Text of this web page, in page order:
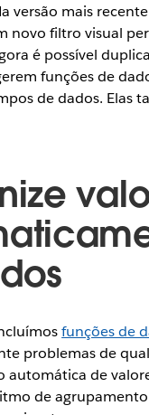
versão mais
novo filtro visual
é possível
funções de
de dados.
funções de
problemas de
automática de
de